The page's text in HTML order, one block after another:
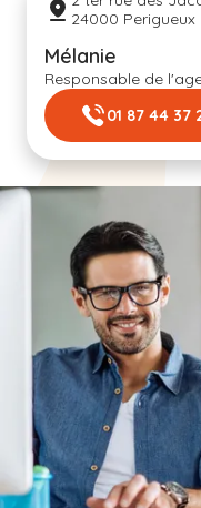
24000 Perigueux
Mélanie
Responsable de
01 87 44 37